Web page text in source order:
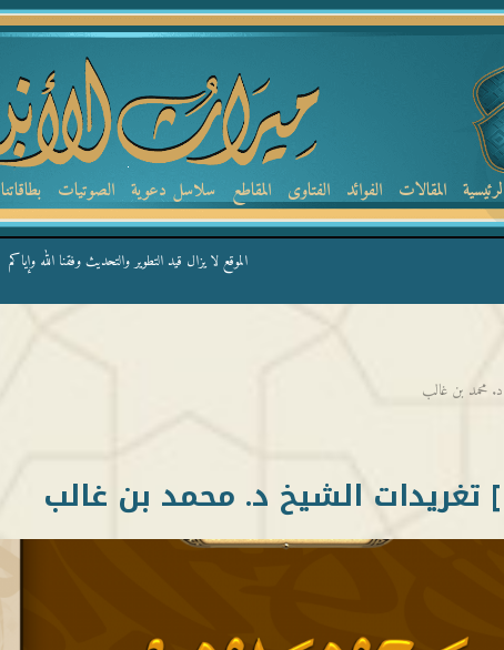
المقالات الفوائد الفتاوى المقاطع سلاسل دعوية الصوتيات بطاقاتنا
الموقع لا يزال قيد التطوير والتحديث وفقنا الله وإياكم
محمد بن غالب
الشيخ د. محمد بن غالب